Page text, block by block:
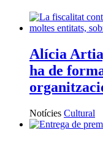
Alícia
ha de
Notícies Cultural